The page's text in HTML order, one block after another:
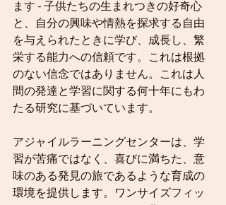
ます - 子供たちの生まれつきの好奇心
と、自分の興味や情熱を探求する自由
を与えられたときに学び、成長し、繁
栄する能力への信頼です。これは根拠
のない信念ではありません。これは人
間の発達と学習に関する何十年にもわ
たる研究に基づいています。
アジャイルラーニングセンターは、学
習が苦痛ではなく、喜びに満ちた、意
味のある発見の旅であるような育成の
環境を提供します。ワンサイズフィッ